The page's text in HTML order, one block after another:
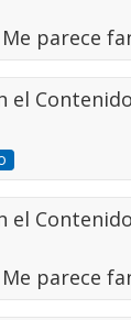
parece
el Contenido
el Contenido
parece